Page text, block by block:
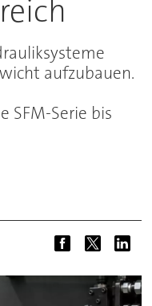
aufzubauen.
SFM-Serie bis